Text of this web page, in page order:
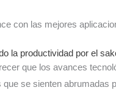
con las mejores
la productividad por el
que los avances
se sienten abrumadas